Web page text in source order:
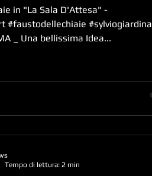
in "La Sala D'Attesa" -
#faustodellechiaie #sylviogiardina
_ Una bellissima Idea...
Tempo di lettura: 2 min